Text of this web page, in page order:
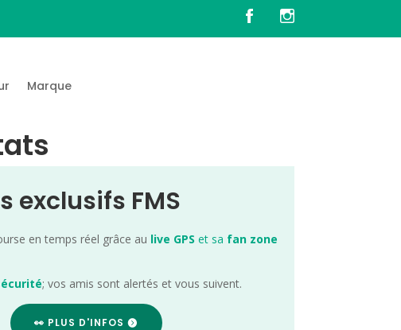
Marque
exclusifs FMS
en temps réel grâce au live GPS et sa fan zone
; vos amis sont alertés et vous suivent.
👀 PLUS D'INFOS